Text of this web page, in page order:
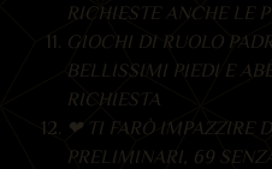
RICHIESTE ANCHE LE
GIOCHI DI RUOLO
BELLISSIMI PIEDI E
RICHIESTA
❤ TI FARÒ IMPAZZIRE
PRELIMINARI, 69